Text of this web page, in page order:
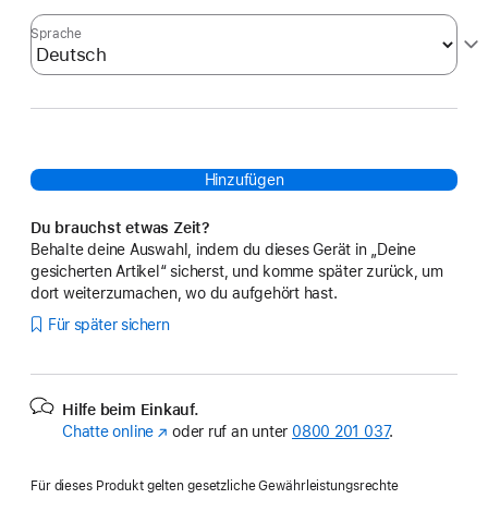
Sprache
Hinzufügen
Du brauchst etwas Zeit?
Behalte deine Auswahl, indem du dieses Gerät in „Deine
gesicherten Artikel“ sicherst, und komme später zurück, um
dort weiterzumachen, wo du aufgehört hast.
Für später sichern
Hilfe beim Einkauf.
Chatte online (Öffnet
Fenster)
oder ruf an unter 0800 201 037.
Für dieses Produkt gelten gesetzliche Gewährleistungsrechte